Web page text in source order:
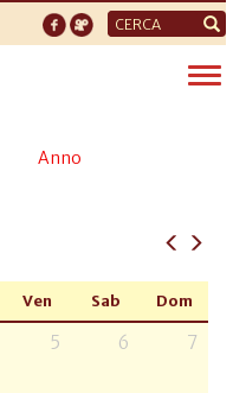
Form
di
ricerca
Anno
Ven Sab Dom
5 6 7